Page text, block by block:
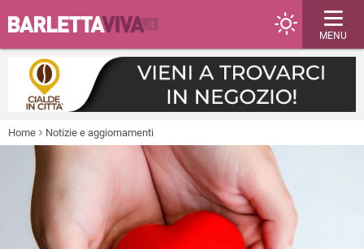
MENU
Home Notizie e aggiornamenti